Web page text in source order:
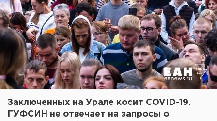
Заключенных на Урале косит COVID-19.
ГУФСИН не отвечает на запросы о